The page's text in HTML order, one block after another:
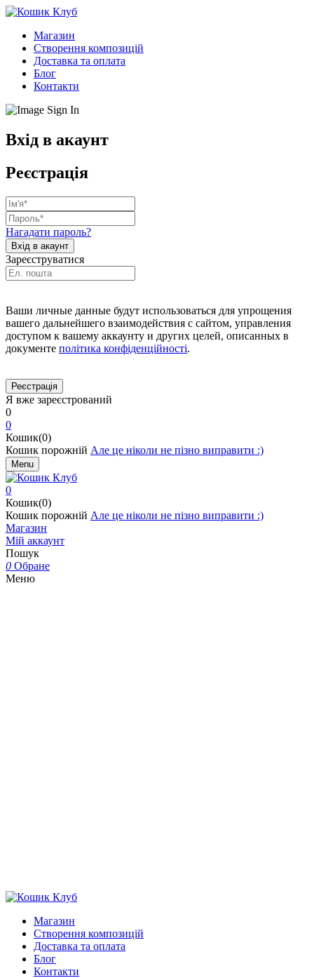
Магазин
Створення композицій
Доставка та оплата
Блог
Контакти
Вхід в акаунт
Реєстрація
Нагадати пароль?
Зареєструватися
Ваши личные данные будут использоваться для упрощения
вашего дальнейшего взаимодействия с сайтом, управления
доступом к вашему аккаунту и других целей, описанных в
документе політика конфіденційності.
Я вже зареєстрований
0
0
Кошик(0)
Кошик порожній Але це ніколи не пізно виправити :)
Menu
0
Кошик(0)
Кошик порожній Але це ніколи не пізно виправити :)
Магазин
Мій аккаунт
Пошук
0 Обране
Меню
Магазин
Створення композицій
Доставка та оплата
Блог
Контакти